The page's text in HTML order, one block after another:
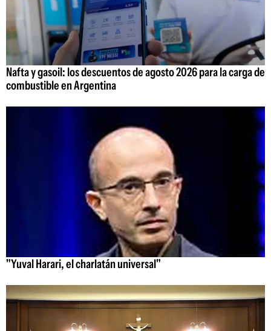
Nafta y gasoil: los descuentos de agosto 2026 para la carga de
combustible en Argentina
"Yuval Harari, el charlatán universal"